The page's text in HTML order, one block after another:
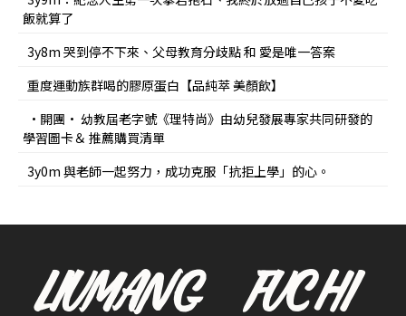
飯就算了
3y8m 哭到停不下來、父母教育分歧點 和 愛是唯一答案
重度運動族群喝的膠原蛋白【品純萃 美顏飲】
•開團• 幼教屆老字號《理特尚》由幼兒發展專家共同研發的
學習圖卡＆ 推薦購買清單
3y0m 與老師一起努力，成功克服「抗拒上學」的心。